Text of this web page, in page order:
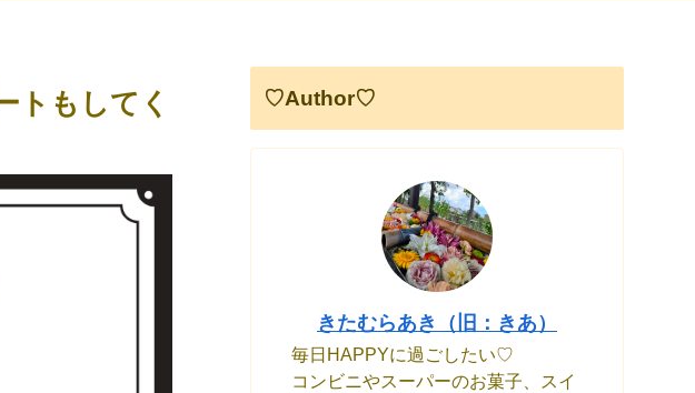
トもしてく
♡Author♡
きたむらあき（旧：きあ）
毎日HAPPYに過ごしたい♡
コンビニやスーパーのお菓子、スイ